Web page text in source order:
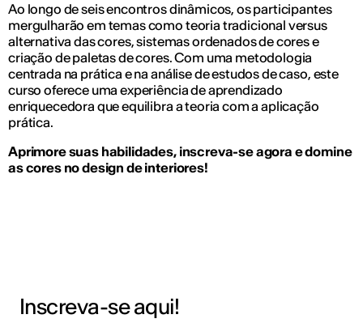
Ao longo de seis encontros dinâmicos, os participantes
mergulharão em temas como teoria tradicional versus
alternativa das cores, sistemas ordenados de cores e
criação de paletas de cores. Com uma metodologia
centrada na prática e na análise de estudos de caso, este
curso oferece uma experiência de aprendizado
enriquecedora que equilibra a teoria com a aplicação
prática.
Aprimore suas habilidades, inscreva-se agora e domine
as cores no design de interiores!
Inscreva-se aqui!